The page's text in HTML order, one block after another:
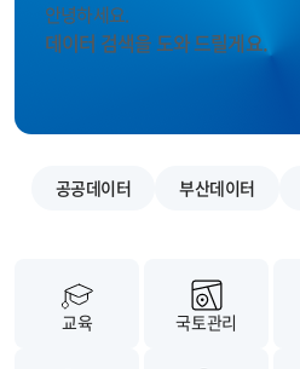
안녕하세요.
데이터 검색을 도와 드릴게요.
공공데이터 부산데이터
교육 국토관리